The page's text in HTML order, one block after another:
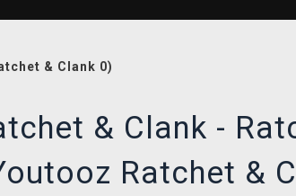
& Clank 0)
& Clank -
Ratchet &